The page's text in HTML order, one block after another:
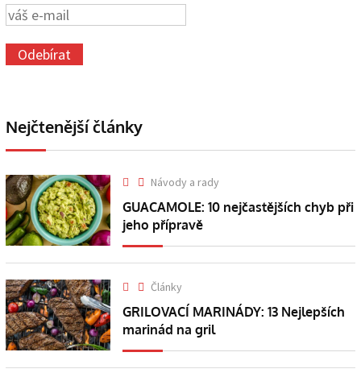
Nejčtenější články
Návody a rady
GUACAMOLE: 10 nejčastějších chyb při
jeho přípravě
Články
GRILOVACÍ MARINÁDY: 13 Nejlepších
marinád na gril